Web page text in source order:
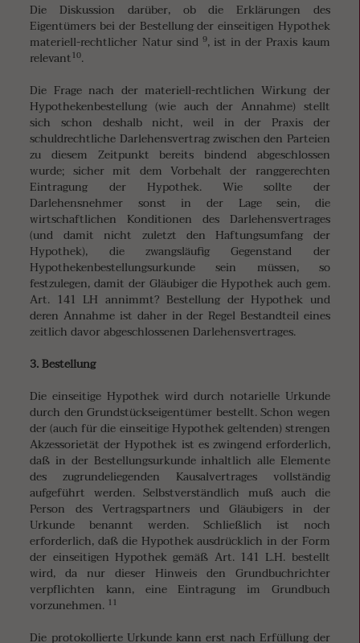
Die Diskussion darüber, ob die Erklärungen des
Eigentümers bei der Bestellung der einseitigen Hypothek
materiell-rechtlicher Natur sind 9, ist in der Praxis kaum
relevant10.
Die Frage nach der materiell-rechtlichen Wirkung der
Hypothekenbestellung (wie auch der Annahme) stellt
sich schon deshalb nicht, weil in der Praxis der
schuldrechtliche Darlehensvertrag zwischen den Parteien
zu diesem Zeitpunkt bereits bindend abgeschlossen
wurde; sicher mit dem Vorbehalt der ranggerechten
Eintragung der Hypothek. Wie sollte der
Darlehensnehmer sonst in der Lage sein, die
wirtschaftlichen Konditionen des Darlehensvertrages
(und damit nicht zuletzt den Haftungsumfang der
Hypothek), die zwangsläufig Gegenstand der
Hypothekenbestellungsurkunde sein müssen, so
festzulegen, damit der Gläubiger die Hypothek auch gem.
Art. 141 LH annimmt? Bestellung der Hypothek und
deren Annahme ist daher in der Regel Bestandteil eines
zeitlich davor abgeschlossenen Darlehensvertrages.
3. Bestellung
Die einseitige Hypothek wird durch notarielle Urkunde
durch den Grundstückseigentümer bestellt. Schon wegen
der (auch für die einseitige Hypothek geltenden) strengen
Akzessorietät der Hypothek ist es zwingend erforderlich,
daß in der Bestellungsurkunde inhaltlich alle Elemente
des zugrundeliegenden Kausalvertrages vollständig
aufgeführt werden. Selbstverständlich muß auch die
Person des Vertragspartners und Gläubigers in der
Urkunde benannt werden. Schließlich ist noch
erforderlich, daß die Hypothek ausdrücklich in der Form
der einseitigen Hypothek gemäß Art. 141 L.H. bestellt
wird, da nur dieser Hinweis den Grundbuchrichter
verpflichten kann, eine Eintragung im Grundbuch
vorzunehmen. 11
Die protokollierte Urkunde kann erst nach Erfüllung der